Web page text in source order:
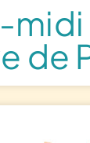
midi
de